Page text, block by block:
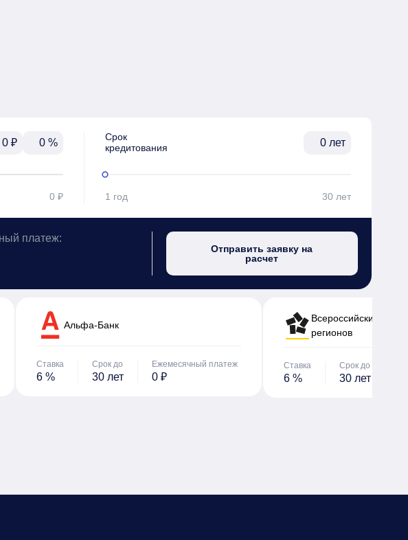
₽ %
0 ₽
Срок
кредитования
лет
1 год 30 лет
платеж:
Отправить заявку на
расчет
Альфа-Банк
Ставка
6 %
Срок до
30 лет
Ежемесячный платеж
0 ₽
Всероссийский банк
регионов
Ставка
6 %
Срок до
30 лет